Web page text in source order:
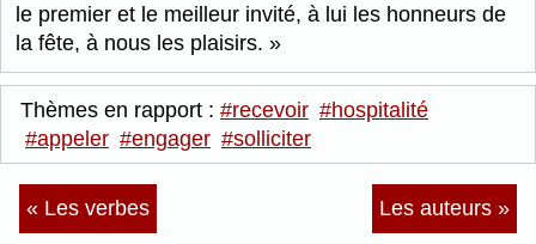
le premier et le meilleur invité, à lui les honneurs de
la fête, à nous les plaisirs.
Thèmes en rapport : #recevoir #hospitalité
#appeler #engager #solliciter
« Les verbes Les auteurs »